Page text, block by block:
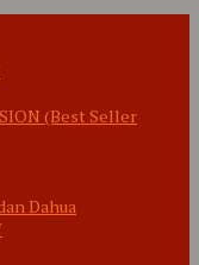
(Best Seller
Dahua